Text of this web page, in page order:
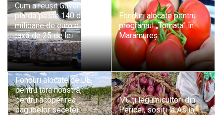
Cum a reușit Guvernul să
piardă peste 140 de
milioane de euro dintr-o
taxă de 25 de lei
Fonduri alocate pentru
programul „Tomata” în
Maramureș
Fonduri alocate de UE
pentru țara noastră,
pentru acoperirea
pagubelor secetei
Mulți legumicultori din
Pericei, sosiți la Asuaj